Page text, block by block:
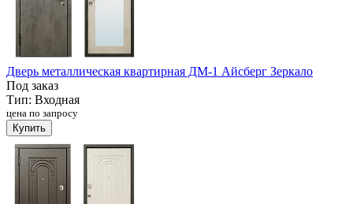
Дверь металлическая квартирная ДМ-1 Айсберг Зеркало
Под заказ
Тип: Входная
цена по запросу
Купить